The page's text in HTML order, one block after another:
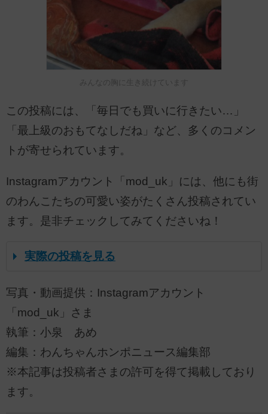
みんなの胸に生き続けています
この投稿には、「毎日でも買いに行きたい…」
「最上級のおもてなしだね」など、多くのコメン
トが寄せられています。
Instagramアカウント「mod_uk」には、他にも街
のわんこたちの可愛い姿がたくさん投稿されてい
ます。是非チェックしてみてくださいね！
実際の投稿を見る
写真・動画提供：Instagramアカウント
「mod_uk」さま
執筆：小泉 あめ
編集：わんちゃんホンポニュース編集部
※本記事は投稿者さまの許可を得て掲載しており
ます。